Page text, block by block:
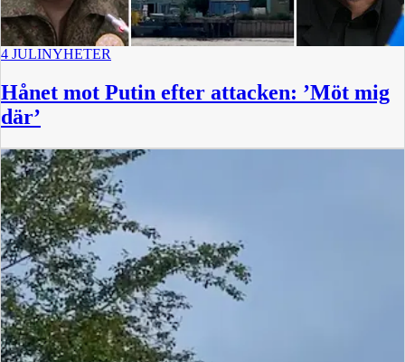
4 JULINYHETER
Hånet mot Putin efter attacken: ’Möt mig
där’